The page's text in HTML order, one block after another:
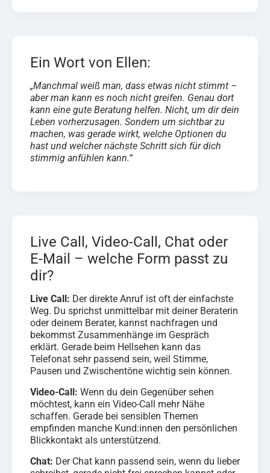
Ein Wort von Ellen:
„Manchmal weiß man, dass etwas nicht stimmt –
aber man kann es noch nicht greifen. Genau dort
kann eine gute Beratung helfen. Nicht, um dir dein
Leben vorherzusagen. Sondern um sichtbar zu
machen, was gerade wirkt, welche Optionen du
hast und welcher nächste Schritt sich für dich
stimmig anfühlen kann.“
Live Call, Video-Call, Chat oder
E-Mail – welche Form passt zu
dir?
Live Call: Der direkte Anruf ist oft der einfachste
Weg. Du sprichst unmittelbar mit deiner Beraterin
oder deinem Berater, kannst nachfragen und
bekommst Zusammenhänge im Gespräch
erklärt. Gerade beim Hellsehen kann das
Telefonat sehr passend sein, weil Stimme,
Pausen und Zwischentöne wichtig sein können.
Video-Call: Wenn du dein Gegenüber sehen
möchtest, kann ein Video-Call mehr Nähe
schaffen. Gerade bei sensiblen Themen
empfinden manche Kund:innen den persönlichen
Blickkontakt als unterstützend.
Chat: Der Chat kann passend sein, wenn du lieber